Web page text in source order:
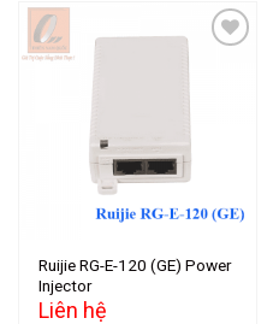
Ruijie RG-E-120 (GE) Power
Injector
Liên hệ